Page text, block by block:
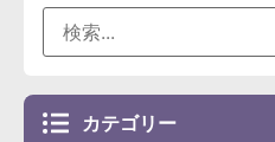
カテゴリー